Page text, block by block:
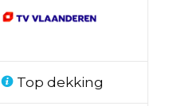
Top dekking